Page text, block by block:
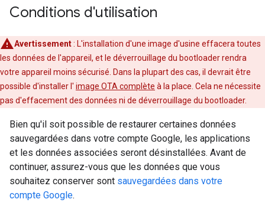
Conditions d'utilisation
Avertissement: L'installation d'une image d'usine effacera toutes
les données de l'appareil, et le déverrouillage du bootloader rendra
votre appareil moins sécurisé. Dans la plupart des cas, il devrait être
possible d'installer l' image OTA complète à la place. Cela ne nécessite
pas d'effacement des données ni de déverrouillage du bootloader.
Bien qu'il soit possible de restaurer certaines données
sauvegardées dans votre compte Google, les applications
et les données associées seront désinstallées. Avant de
continuer, assurez-vous que les données que vous
souhaitez conserver sont sauvegardées dans votre
compte Google.